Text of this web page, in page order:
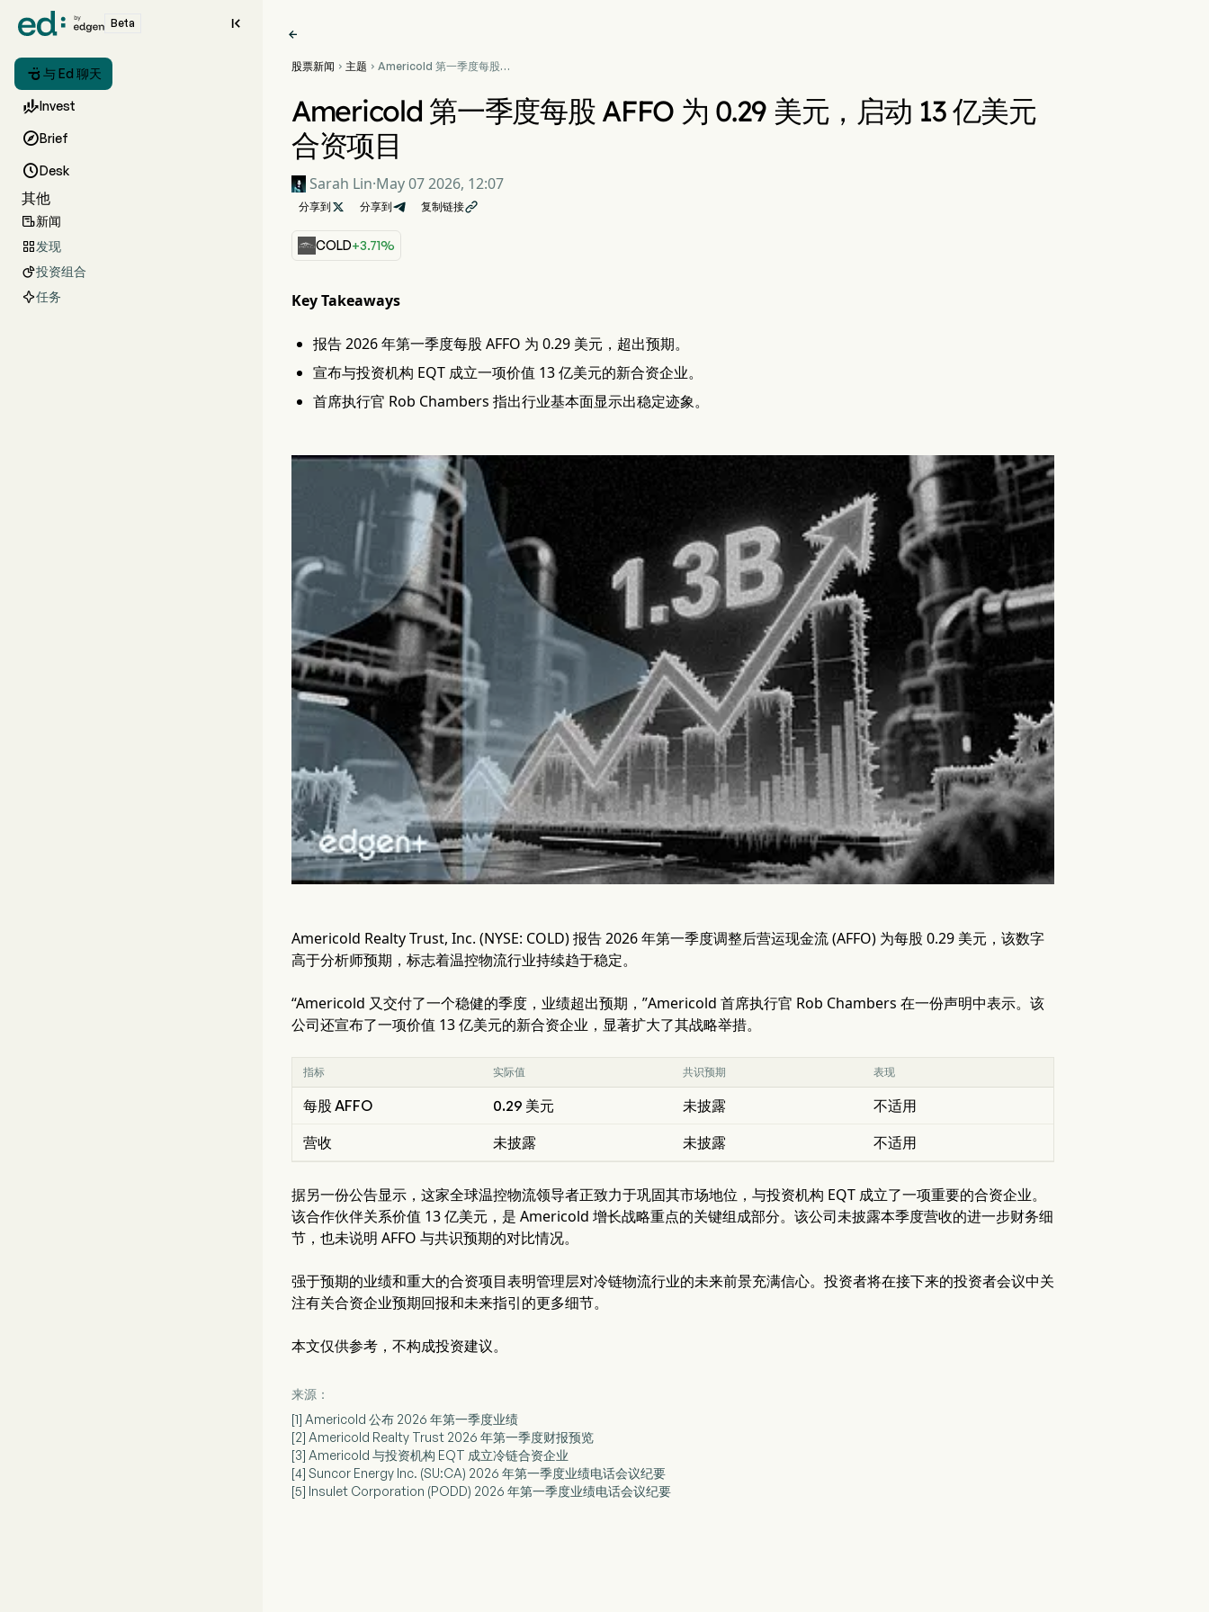
Beta 
 与 Ed 聊天
Invest
Brief
Desk
其他
新闻
发现
投资组合
任务

股票新闻  主题  Americold 第一季度每股
亿美元合资项目
Americold 第一季度每股 AFFO 为 0.29 美元，启动 13 亿美元
合资项目
Sarah Lin·May 07 2026, 12:07
分享到  分享到 复制链接
COLD+3.71%
Key Takeaways
报告 2026 年第一季度每股 AFFO 为 0.29 美元，超出预期。
宣布与投资机构 EQT 成立一项价值 13 亿美元的新合资企业。
首席执行官 Rob Chambers 指出行业基本面显示出稳定迹象。
Americold Realty Trust, Inc. (NYSE: COLD) 报告 2026 年第一季度调整后营运现金流 (AFFO) 为每股 0.29 美元，该数字
高于分析师预期，标志着温控物流行业持续趋于稳定。
“Americold 又交付了一个稳健的季度，业绩超出预期，”Americold 首席执行官 Rob Chambers 在一份声明中表示。该
公司还宣布了一项价值 13 亿美元的新合资企业，显著扩大了其战略举措。
指标 实际值 共识预期 表现
每股 AFFO 0.29 美元 未披露 不适用
营收 未披露 未披露 不适用
据另一份公告显示，这家全球温控物流领导者正致力于巩固其市场地位，与投资机构 EQT 成立了一项重要的合资企业。
该合作伙伴关系价值 13 亿美元，是 Americold 增长战略重点的关键组成部分。该公司未披露本季度营收的进一步财务细
节，也未说明 AFFO 与共识预期的对比情况。
强于预期的业绩和重大的合资项目表明管理层对冷链物流行业的未来前景充满信心。投资者将在接下来的投资者会议中关
注有关合资企业预期回报和未来指引的更多细节。
本文仅供参考，不构成投资建议。
来源：
[1] Americold 公布 2026 年第一季度业绩
[2] Americold Realty Trust 2026 年第一季度财报预览
[3] Americold 与投资机构 EQT 成立冷链合资企业
[4] Suncor Energy Inc. (SU:CA) 2026 年第一季度业绩电话会议纪要
[5] Insulet Corporation (PODD) 2026 年第一季度业绩电话会议纪要